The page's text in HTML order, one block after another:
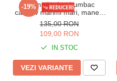
-19%
Pijama barbat bumbac
calitativ marimi mari, maneci
si pantaloni lungi cu buzunare
bleumarin 201/205
135,00 RON
109,00 RON
IN STOC
VEZI VARIANTE